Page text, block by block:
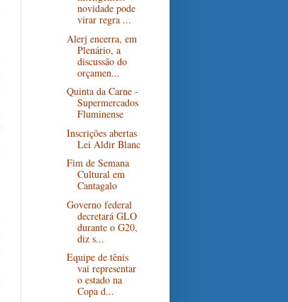
novidade pode
virar regra ...
Alerj encerra, em
Plenário, a
discussão do
orçamen...
Quinta da Carne -
Supermercados
Fluminense
Inscrições abertas
Lei Aldir Blanc
Fim de Semana
Cultural em
Cantagalo
Governo federal
decretará GLO
durante o G20,
diz s...
Equipe de tênis
vai representar
o estado na
Copa d...